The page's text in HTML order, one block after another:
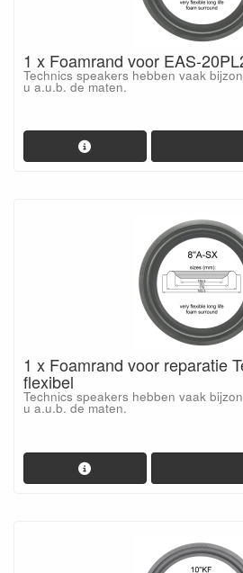
1 x Foamrand voor EAS-
Technics speakers hebben vaak
u a.u.b. de maten.
1 x Foamrand voor reparatie
flexibel
Technics speakers hebben vaak
u a.u.b. de maten.